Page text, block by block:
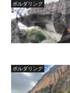
ボルダリング
ボルダリング